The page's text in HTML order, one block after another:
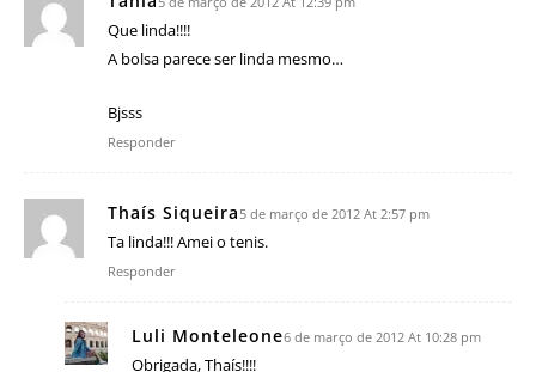
Que linda!!!!
A bolsa parece ser linda mesmo…
Bjsss
Responder
Thaís Siqueira5 de março de 2012 At 2:57 pm
Ta linda!!! Amei o tenis.
Responder
Luli Monteleone6 de março de 2012 At 10:28 pm
Obrigada, Thaís!!!!